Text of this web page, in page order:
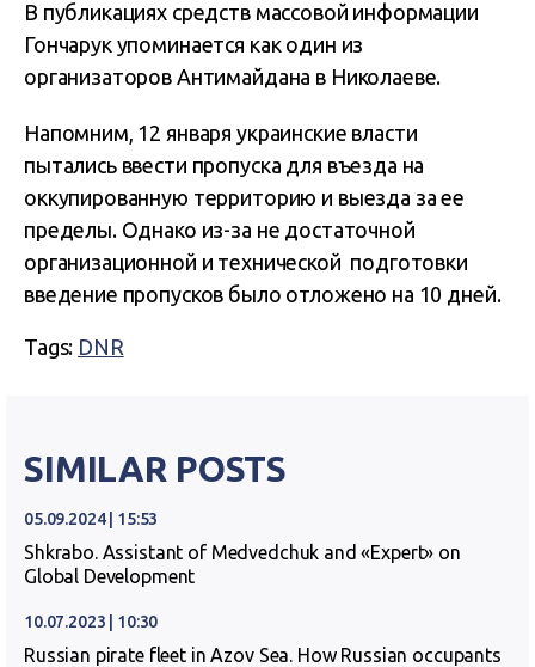
В публикациях средств массовой информации
Гончарук упоминается как один из
организаторов Антимайдана в Николаеве.
Напомним, 12 января украинские власти
пытались ввести пропуска для въезда на
оккупированную территорию и выезда за ее
пределы. Однако из-за не достаточной
организационной и технической подготовки
введение пропусков было отложено на 10 дней.
Tags: DNR
SIMILAR POSTS
05.09.2024 | 15:53
Shkrabo. Assistant of Medvedchuk and «Expert» on
Global Development
10.07.2023 | 10:30
Russian pirate fleet in Azov Sea. How Russian occupants